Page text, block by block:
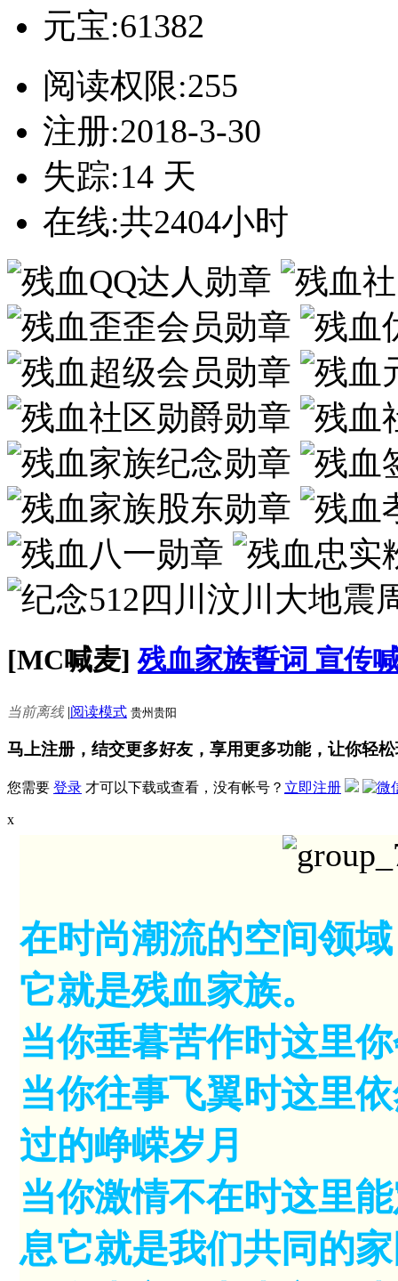
元宝:61382
阅读权限:255
注册:2018-3-30
失踪:14 天
在线:共2404小时
[MC喊麦]残血家族誓词 宣传
当前离线 |阅读模式 贵州贵阳
马上注册，结交更多好友，享用更多功能，让你轻
您需要 登录 才可以下载或查看，没有帐号？ 立即注册
x
在时尚潮流的空间领
它就是残血家族。
当你垂暮苦作时这里
当你往事飞翼时这里
过的峥嵘岁月
当你激情不在时这里
息它就是我们共同的